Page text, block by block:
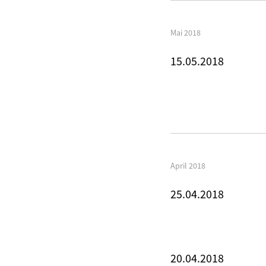
Mai 2018
15.05.2018
April 2018
25.04.2018
20.04.2018